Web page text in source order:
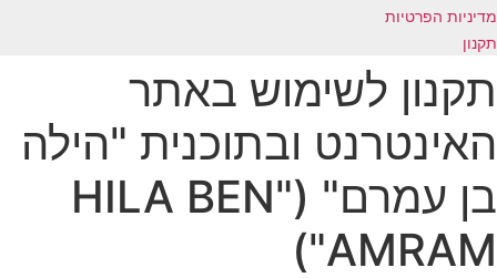
מדיניות הפרטיות
תקנון
תקנון לשימוש באתר
האינטרנט ובתוכנית "הילה
בן עמרם" ("HILA BEN
AMRAM")